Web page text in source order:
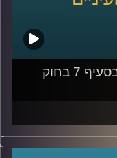
השוק המקוון
השעה הבינתחומית – הסודות שבסעיף 7 בחוק
ביולי 2018 עבר בכנסת, ברוב של 62 חברי